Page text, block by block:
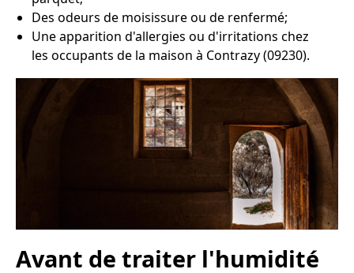
Des odeurs de moisissure ou de renfermé;
Une apparition d'allergies ou d'irritations chez
les occupants de la maison à Contrazy (09230).
Avant de traiter l'humidité